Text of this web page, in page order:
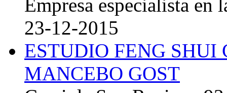
Empresa especialista en
23-12-2015
ESTUDIO FENG
MANCEBO GOST